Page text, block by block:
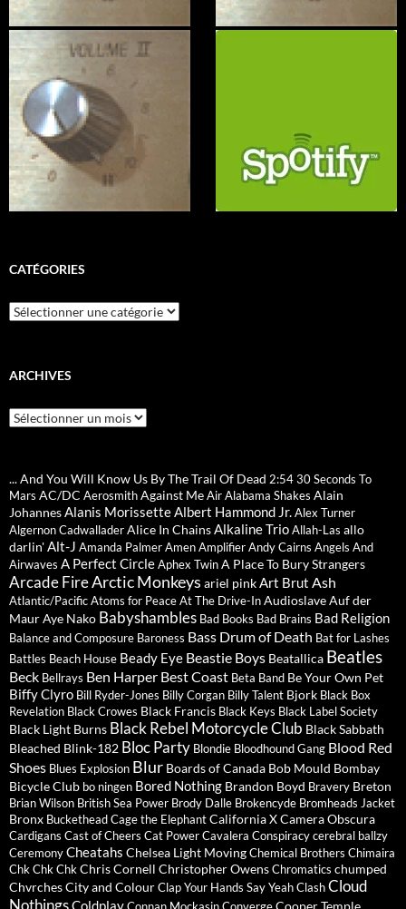
CATÉGORIES
Catégories
ARCHIVES
Archives
... And You Will Know Us By The Trail Of Dead 2:5430 Seconds To
Mars AC/DC AerosmithAgainst MeAirAlabama Shakes Alain
JohannesAlanis MorissetteAlbert Hammond Jr.Alex Turner
Algernon CadwalladerAlice In ChainsAlkaline TrioAllah-Las allo
darlin'Alt-J Amanda PalmerAmenAmplifierAndy Cairns Angels And
Airwaves A Perfect CircleAphex TwinA Place To Bury Strangers
Arcade FireArctic Monkeys ariel pinkArt Brut Ash
Atlantic/PacificAtoms for PeaceAt The Drive-InAudioslaveAuf der
MaurAye Nako Babyshambles Bad Books Bad Brains Bad Religion
Balance and Composure Baroness Bass Drum of Death Bat for Lashes
Battles Beach House Beady Eye Beastie Boys Beatallica Beatles
Beck Bellrays Ben Harper Best Coast Beta Band Be Your Own Pet
Biffy Clyro Bill Ryder-Jones Billy Corgan Billy Talent Bjork Black Box
Revelation Black Crowes Black Francis Black Keys Black Label Society
Black Light Burns Black Rebel Motorcycle Club Black Sabbath
Bleached Blink-182 Bloc Party Blondie Bloodhound Gang Blood Red
Shoes Blues Explosion Blur Boards of Canada Bob Mould Bombay
Bicycle Club bo ningen Bored Nothing Brandon Boyd Bravery Breton
Brian Wilson British Sea Power Brody Dalle Brokencyde Bromheads Jacket
Bronx BucketheadCage the ElephantCalifornia XCamera Obscura
Cardigans Cast of Cheers Cat PowerCavalera Conspiracycerebral ballzy
CeremonyCheatahs Chelsea Light MovingChemical Brothers Chimaira
Chk Chk ChkChris Cornell Christopher OwensChromatics chumped
ChvrchesCity and ColourClap Your Hands Say YeahClashCloud
NothingsColdplay
Cooper Temple